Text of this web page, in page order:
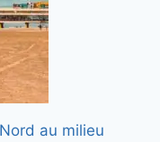
au milieu